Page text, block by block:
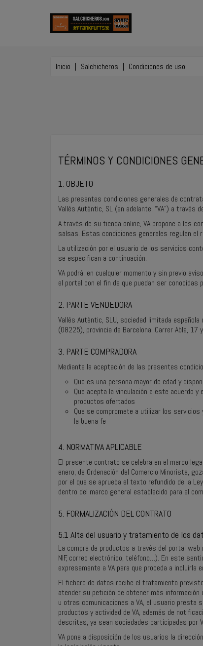
Inicio Salchicheros Condiciones de uso
TÉRMINOS Y CONDICIONES
1. OBJETO
Las presentes condiciones generales de
Vallés Autèntic, SL (en adelante, “VA”) a
A través de su tienda online, VA propone a los
salsas. Estas condiciones generales regulan
La utilización por el usuario de los servicios
se especifican a continuación.
VA podrá, en cualquier momento y sin previo
el portal con el fin de que puedan ser
2. PARTE VENDEDORA
Vallés Autèntic, SLU, sociedad limitada
(08225), provincia de Barcelona, Carrer Abla, 17
3. PARTE COMPRADORA
Mediante la aceptación de las presentes
Que es una persona mayor de edad y
Que acepta la vinculación a este acuerdo
productos ofertados
Que se compromete a utilizar los
la buena fe
4. NORMATIVA APLICABLE
El presente contrato se celebra en el marco
enero, de Ordenación del Comercio Minorista,
por el que se aprueba el texto refundido de la
dentro del marco general establecido para el
5. FORMALIZACIÓN DEL CONTRATO
5.1 Alta del usuario y tratamiento de los
La compra de productos a través del portal
NIF, correo electrónico, teléfono…). En este
expresamente a VA para que proceda a incluirla
El fichero de datos recibe el tratamiento
atender su petición de obtener más
u otras comunicaciones a VA, el usuario
productos y actividad de VA, además de
descritas, ya sean sociedades participadas por
VA pone a disposición de los usuarios la dirección